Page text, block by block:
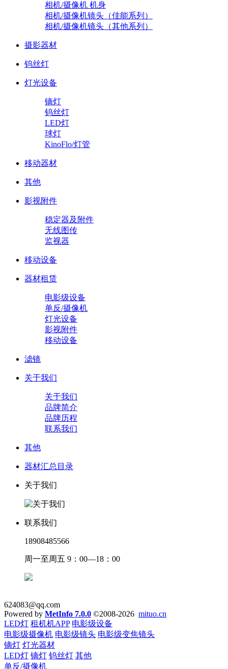
相机/摄像机 机身
相机/摄像机镜头（佳能系列）
相机/摄像机镜头（其他系列）
摄影器材
钨丝灯
灯光设备
镝灯
钨丝灯
LED灯
球灯
KinoFlo/灯管
移动器材
其他
影视附件
稳定器及附件
无线图传
监视器
移动设备
器材租赁
电影级设备
单反/摄像机
灯光设备
影视附件
移动设备
滤镜
关于我们
关于我们
品牌简介
品牌历程
联系我们
其他
器材汇总目录
关于我们
联系我们
18908485566
周一至周五 9：00—18：00
624083@qq.com
Powered by MetInfo 7.0.0 ©2008-2026 mituo.cn
LED灯 租机机APP 电影级设备
电影级摄像机 电影级镜头 电影级变焦镜头
镝灯 灯光器材
LED灯 镝灯 钨丝灯 其他
单反/摄像机